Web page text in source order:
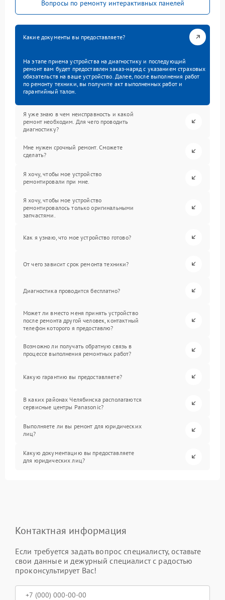
Вопросы по ремонту интерактивных панелей
Какие документы вы предоставляете?
На этапе приема устройства на диагностику и последующий
ремонт вам будет предоставлен заказ-наряд с указанием страховых
обязательств на ваше устройство. Далее, после выполнения работ
по ремонту техники, вы получите акт выполненных работ и
гарантийный талон.
Я уже знаю в чем неисправность и какой
ремонт необходим. Для чего проводить
диагностику?
Мне нужен срочный ремонт. Сможете
сделать?
Я хочу, чтобы мое устройство
ремонтировали при мне.
Я хочу, чтобы мое устройство
ремонтировалось только оригинальными
запчастями.
Как я узнаю, что мое устройство готово?
От чего зависит срок ремонта техники?
Диагностика проводится бесплатно?
Может ли вместо меня принять устройство
после ремонта другой человек, контактный
телефон которого я предоставлю?
Возможно ли получать обратную связь в
процессе выполнения ремонтных работ?
Какую гарантию вы предоставляете?
В каких районах Челябинска располагаются
сервисные центры Panasonic?
Выполняете ли вы ремонт для юридических
лиц?
Какую документацию вы предоставляете
для юридических лиц?
Контактная информация
Если требуется задать вопрос специалисту, оставьте
свои данные и дежурный специалист с радостью
проконсультирует Вас!